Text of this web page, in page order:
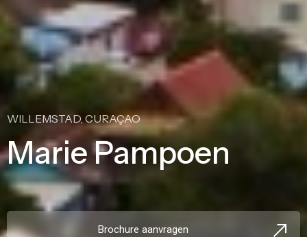
WILLEMSTAD, CURAÇAO
Marie Pampoen
Brochure aanvragen